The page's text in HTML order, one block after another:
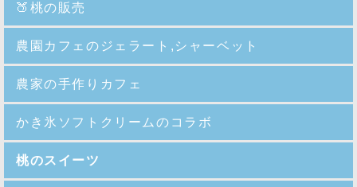
🍑 桃の販売
農園カフェのジェラート,シャーベット
農家の手作りカフェ
かき氷ソフトクリームのコラボ
桃のスイーツ